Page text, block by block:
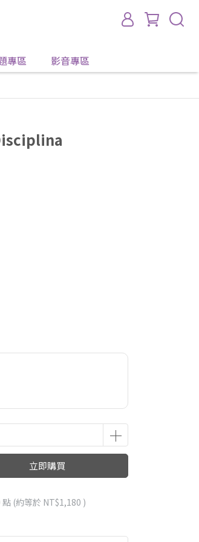
專區 影音專區
立即購買
點 (約等於 NT$1,180 )